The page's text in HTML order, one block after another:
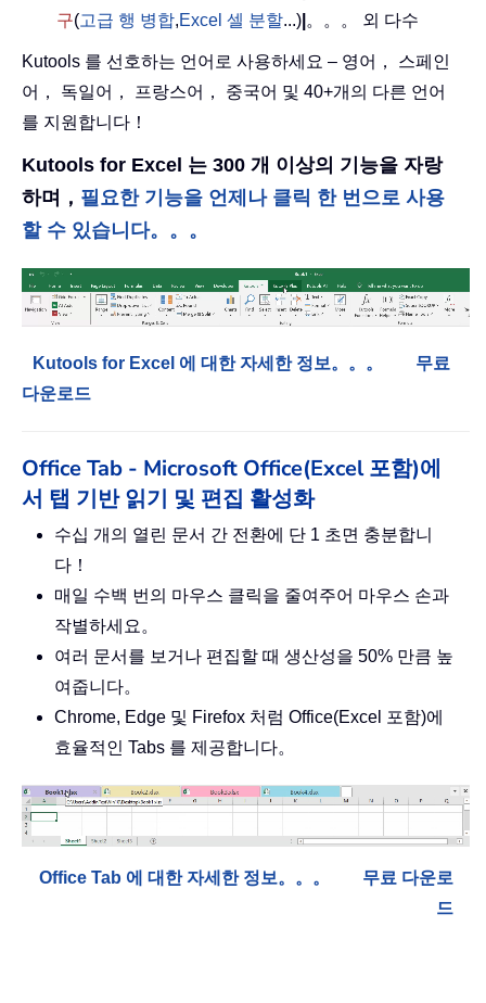
구(고급 행 병합,Excel 셀 분할...) 。。。 외 다수
Kutools 를 선호하는 언어로 사용하세요 – 영어， 스페인
어， 독일어， 프랑스어， 중국어 및 40+개의 다른 언어
를 지원합니다！
Kutools for Excel 는 300 개 이상의 기능을 자랑
하며， 필요한 기능을 언제나 클릭 한 번으로 사용
할 수 있습니다。。。
Kutools for Excel 에 대한 자세한 정보。。。
무료
다운로드
Office Tab - Microsoft Office(Excel 포함)에
서 탭 기반 읽기 및 편집 활성화
수십 개의 열린 문서 간 전환에 단 1 초면 충분합니
다！
매일 수백 번의 마우스 클릭을 줄여주어 마우스 손과
작별하세요。
여러 문서를 보거나 편집할 때 생산성을 50% 만큼 높
여줍니다。
Chrome, Edge 및 Firefox 처럼 Office(Excel 포함)에
효율적인 Tabs 를 제공합니다。
Office Tab 에 대한 자세한 정보。。。
무료 다운로
드